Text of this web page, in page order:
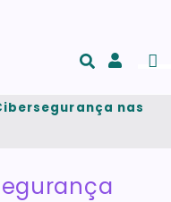
enas